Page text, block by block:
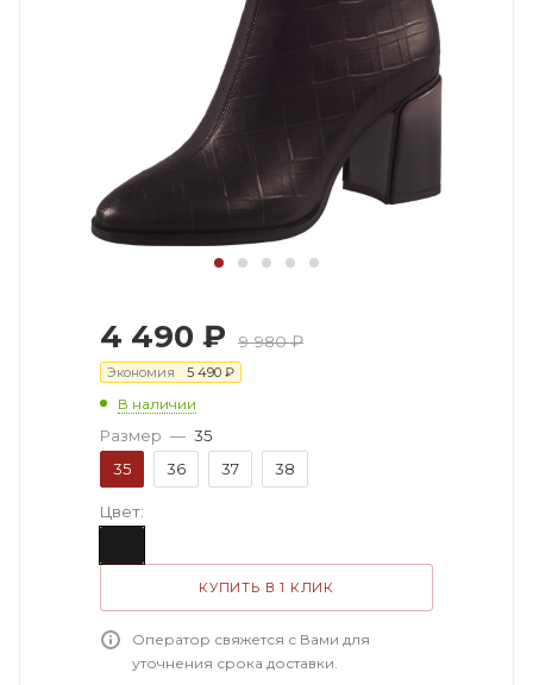
4 490 ₽ 9 980₽
Экономия 5 490 ₽
В наличии
Размер — 35
35
36 37 38
Цвет:
КУПИТЬ В 1 КЛИК
Оператор свяжется с Вами для
уточнения срока доставки.